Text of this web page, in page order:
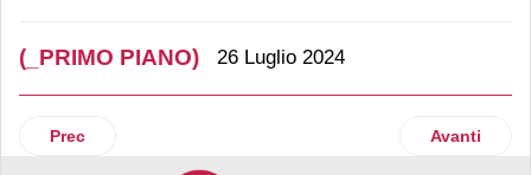
(_PRIMO PIANO) 26 Luglio 2024
Articolo precedente: Il deserto commerciale impatta sugli
Prec Articolo
Avanti